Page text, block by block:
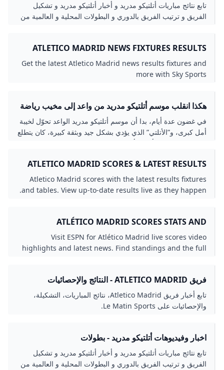
تابع نتائج مباريات أتلتيكو مدريد و أخبار أتلتيكو مدريد و تشكيل
الفريق و ترتيب الفريق بالدوري و البطولات المحلية و العالمية من
ATLETICO MADRID NEWS FIXTURES RESULTS
TABLE SKY SPORTS
Get the latest Atletico Madrid news results fixtures and
more with Sky Sports
هكذا انقلب موسم أتلتيكو مدريد من واعد إلى مخيب رياضة
الجزيرة نت
في غضون عدة أيام، بدا أن موسم أتلتيكو مدريد الواعد تحوّل لخيبة
أمل كبرى، و”الأتلتي” الذي يؤدي بشكل جيد وبثقة كبيرة، كان يتطلع
لمواصلة مشواره بأبطال أوروبا، مع تصدره الليغا وهو في موقف
ATLETICO MADRID SCORES & LATEST RESULTS
TODAY LIVESCORE
Atletico Madrid scores with the latest results fixtures
and tables. View up-to-date results live as they happen.
ATLÉTICO MADRID SCORES STATS AND
HIGHLIGHTS - ESPN
Visit ESPN for Atlético Madrid live scores video
highlights and latest news. Find standings and the full
فريق ATLETICO MADRID - النتائج والإحصائيات
تابع أخبار فريق Atletico Madrid، نتائج المباريات، التشكيلة،
والإحصائيات على Le Matin Sports.
اخبار وفيديوهات أتلتيكو مدريد - بطولات
تابع نتائج مباريات أتلتيكو مدريد و أخبار أتلتيكو مدريد و تشكيل
الفريق و ترتيب الفريق بالدوري و البطولات المحلية و العالمية من